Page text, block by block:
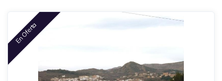
En Oferta